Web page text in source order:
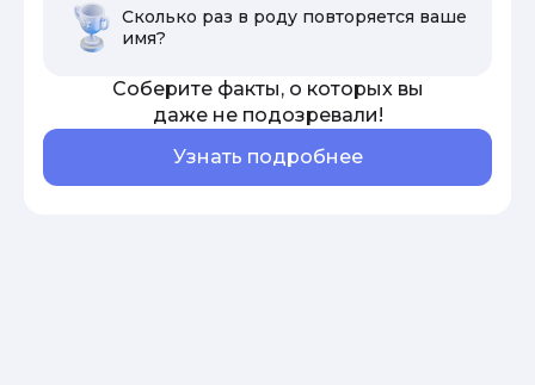
Сколько раз в роду повторяется ваше
имя?
Соберите факты, о которых вы
даже не подозревали!
Узнать подробнее